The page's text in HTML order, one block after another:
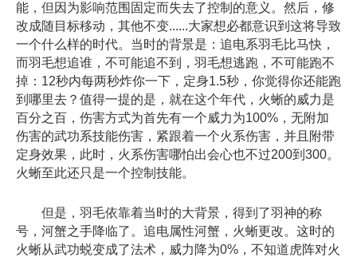
能，但因为影响范围固定而失去了控制的意义。然后，修
改成随目标移动，其他不变......大家想必都意识到这将导致
一个什么样的时代。当时的背景是：追电系羽毛比马快，
而羽毛想追谁，不可能追不到，羽毛想逃跑，不可能跑不
掉：12秒内每两秒炸你一下，定身1.5秒，你觉得你还能跑
到哪里去？值得一提的是，就在这个年代，火蜥的威力是
百分之百，伤害方式为首先有一个威力为100%，无附加
伤害的武功系技能伤害，紧跟着一个火系伤害，并且附带
定身效果，此时，火系伤害哪怕出会心也不过200到300。
火蜥至此还只是一个控制技能。
但是，羽毛依靠着当时的大背景，得到了羽神的称
号，河蟹之手降临了。追电属性河蟹，火蜥更改。这时的
火蜥从武功蜕变成了法术，威力降为0%，不知道虎阵对火